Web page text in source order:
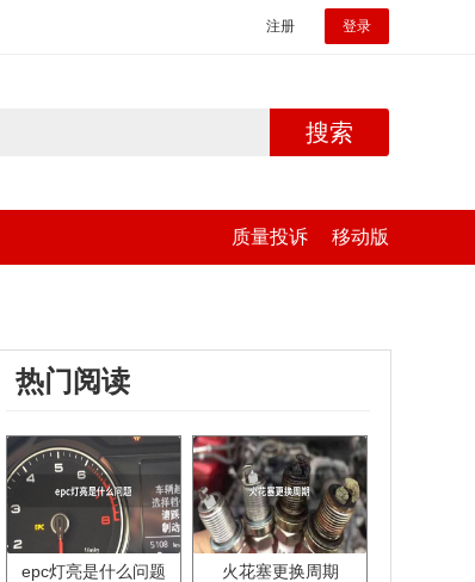
注册 登录
搜索
质量投诉 移动版
热门阅读
epc灯亮是什么问题 火花塞更换周期